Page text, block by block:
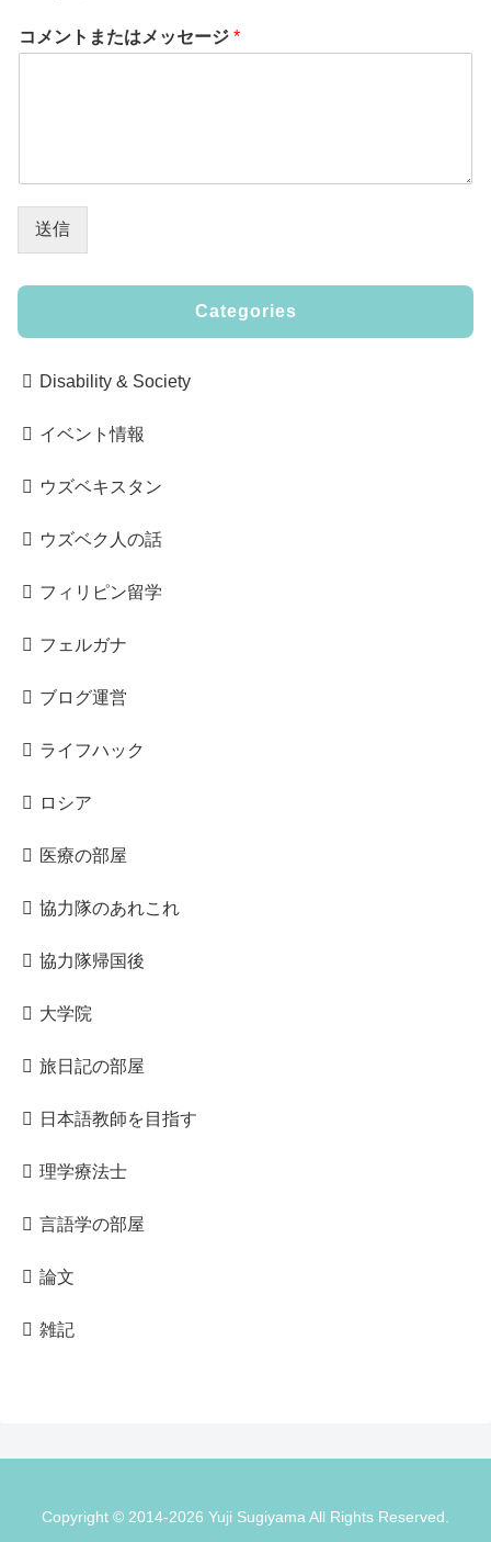
コメントまたはメッセージ *
送信
Categories
Disability & Society
イベント情報
ウズベキスタン
ウズベク人の話
フィリピン留学
フェルガナ
ブログ運営
ライフハック
ロシア
医療の部屋
協力隊のあれこれ
協力隊帰国後
大学院
旅日記の部屋
日本語教師を目指す
理学療法士
言語学の部屋
論文
雑記
Copyright © 2014-2026 Yuji Sugiyama All Rights Reserved.